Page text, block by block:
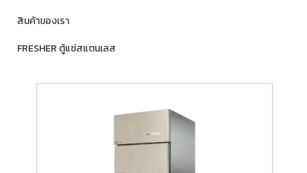
สินค้าของเรา
FRESHER ตู้แช่สแตนเลส